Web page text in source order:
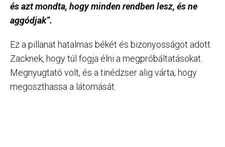
és azt mondta, hogy minden rendben lesz, és ne
aggódjak”.
Ez a pillanat hatalmas békét és bizonyosságot adott
Zacknek, hogy túl fogja élni a megpróbáltatásokat.
Megnyugtató volt, és a tinédzser alig várta, hogy
megoszthassa a látomását.